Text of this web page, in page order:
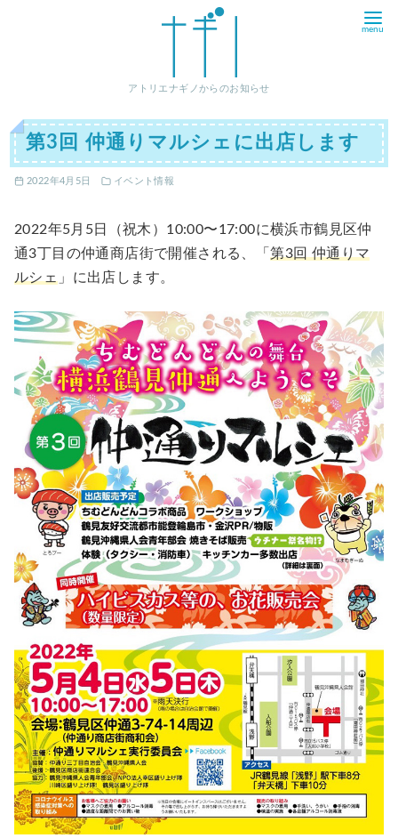
へ
アトリエナギノからのお知らせ
第3回 仲通りマルシェに出店します
2022年4月5日 イベント情報
2022年5月5日（祝木）10:00〜17:00に横浜市鶴見区仲
通3丁目の仲通商店街で開催される、「第3回 仲通りマ
ルシェ 」に出店します。